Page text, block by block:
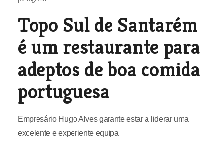
Topo Sul de Santarém
é um restaurante para
adeptos de boa comida
portuguesa
Empresário Hugo Alves garante estar a liderar uma
excelente e experiente equipa